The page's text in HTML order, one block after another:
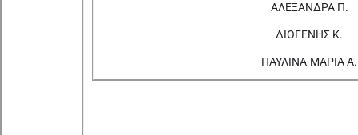
ΑΛΕΞΑΝΔΡΑ Π.
ΔΙΟΓΕΝΗΣ Κ.
ΠΑΥΛΙΝΑ-ΜΑΡΙΑ Α.